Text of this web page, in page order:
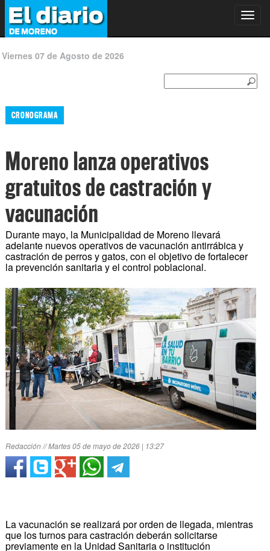
Viernes 07 de Agosto de 2026
CRONOGRAMA
Moreno lanza operativos
gratuitos de castración y
vacunación
Durante mayo, la Municipalidad de Moreno llevará
adelante nuevos operativos de vacunación antirrábica y
castración de perros y gatos, con el objetivo de fortalecer
la prevención sanitaria y el control poblacional.
Redacción // Martes 05 de mayo de 2026 | 13:27
La vacunación se realizará por orden de llegada, mientras
que los turnos para castración deberán solicitarse
previamente en la Unidad Sanitaria o institución